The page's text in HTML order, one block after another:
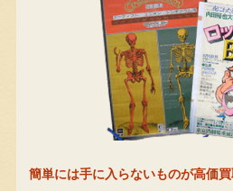
簡単には手に入らないものが高価